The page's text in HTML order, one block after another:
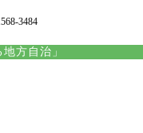
3484
方自治」